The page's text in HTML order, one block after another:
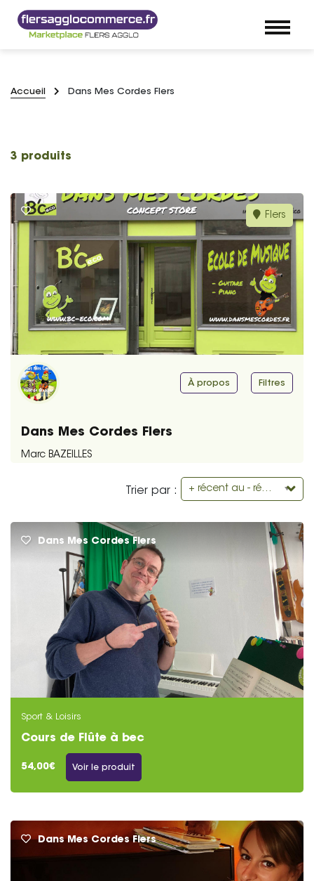
Accueil Dans Mes Cordes Flers
3 produits
Flers
À propos Filtres
Dans Mes Cordes Flers
Marc BAZEILLES
Trier par : + récent au - récent
Dans Mes Cordes Flers
Sport & Loisirs
Cours de Flûte à bec
54,00€ Voir le produit
Dans Mes Cordes Flers